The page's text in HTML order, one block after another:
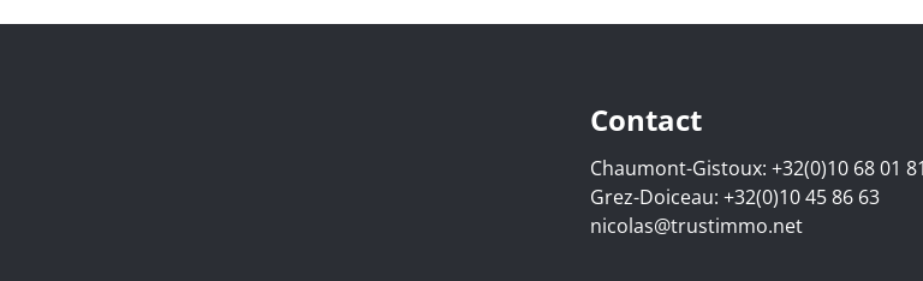
Contact
Chaumont-Gistoux: +32(0)10 68 01 81
Grez-Doiceau: +32(0)10 45 86 63
nicolas@trustimmo.net